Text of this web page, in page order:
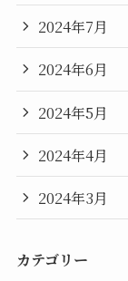
2024年7月
2024年6月
2024年5月
2024年4月
2024年3月
カテゴリー